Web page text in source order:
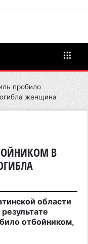
пробило
женщина
В
области
результате
отбойником,